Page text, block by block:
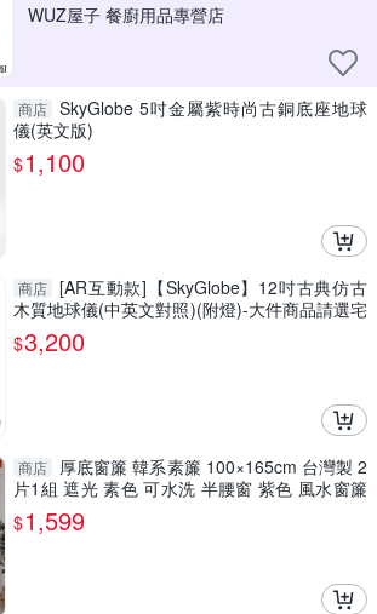
WUZ屋子 餐廚用品專營店
商店 SkyGlobe 5吋金屬紫時尚古銅底座地球
儀(英文版)
$1,100
商店 [AR互動款]【SkyGlobe】12吋古典仿古
木質地球儀(中英文對照)(附燈)-大件商品請選宅
配運送
$3,200
商店
厚底窗簾 韓系素簾 100×165cm 台灣製 2
片1組 遮光 素色 可水洗 半腰窗 紫色 風水窗簾
兩倍抓皺
$1,599